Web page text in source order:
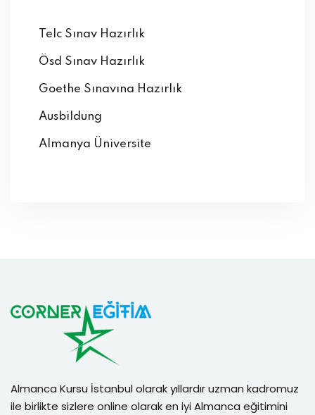
Telc Sınav Hazırlık
Ösd Sınav Hazırlık
Goethe Sınavına Hazırlık
Ausbildung
Almanya Üniversite
Almanca Kursu İstanbul olarak yıllardır uzman kadromuz
ile birlikte sizlere online olarak en iyi Almanca eğitimini